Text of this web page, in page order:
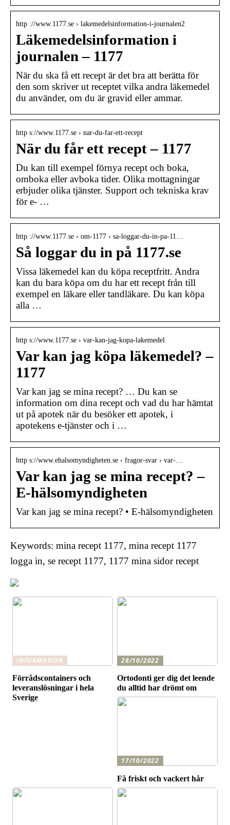
http ://www.1177.se › lakemedelsinformation-i-journalen2
Läkemedelsinformation i
journalen – 1177
När du ska få ett recept är det bra att berätta för
den som skriver ut receptet vilka andra läkemedel
du använder, om du är gravid eller ammar.
http s://www.1177.se › nar-du-far-ett-recept
När du får ett recept – 1177
Du kan till exempel förnya recept och boka,
omboka eller avboka tider. Olika mottagningar
erbjuder olika tjänster. Support och tekniska krav
för e- …
http ://www.1177.se › om-1177 › sa-loggar-du-in-pa-11…
Så loggar du in på 1177.se
Vissa läkemedel kan du köpa receptfritt. Andra
kan du bara köpa om du har ett recept från till
exempel en läkare eller tandläkare. Du kan köpa
alla …
http s://www.1177.se › var-kan-jag-kopa-lakemedel
Var kan jag köpa läkemedel? –
1177
Var kan jag se mina recept? … Du kan se
information om dina recept och vad du har hämtat
ut på apotek när du besöker ett apotek, i
apotekens e-tjänster och i …
http s://www.ehalsomyndigheten.se › fragor-svar › var-…
Var kan jag se mina recept? –
E-hälsomyndigheten
Var kan jag se mina recept? • E-hälsomyndigheten
Keywords: mina recept 1177, mina recept 1177
logga in, se recept 1177, 1177 mina sidor recept
INFORMATION
Förrådscontainers och
leveranslösningar i hela
Sverige
28/10/2022
Ortodonti ger dig det leende
du alltid har drömt om
17/10/2022
Få friskt och vackert hår